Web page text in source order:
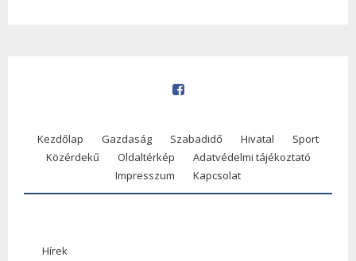
Kezdőlap Gazdaság Szabadidő Hivatal
Sport
Közérdekű
Oldaltérkép
Adatvédelmi tájékoztató
Impresszum
Kapcsolat
Hírek